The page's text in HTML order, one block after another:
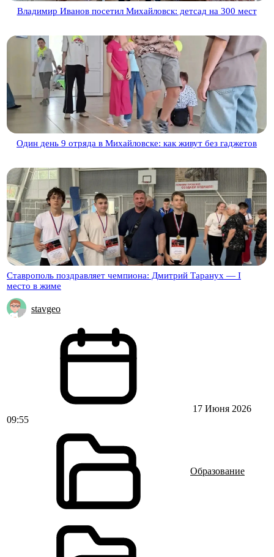
Владимир Иванов посетил Михайловск: детсад на 300 мест
Один день 9 отряда в Михайловске: как живут без гаджетов
Ставрополь поздравляет чемпиона: Дмитрий Таранух — I
место в жиме
stavgeo
17 Июня 2026
09:55
Образование